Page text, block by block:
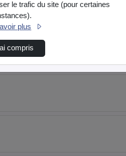
le trafic du site (pour certaines
plus
compris